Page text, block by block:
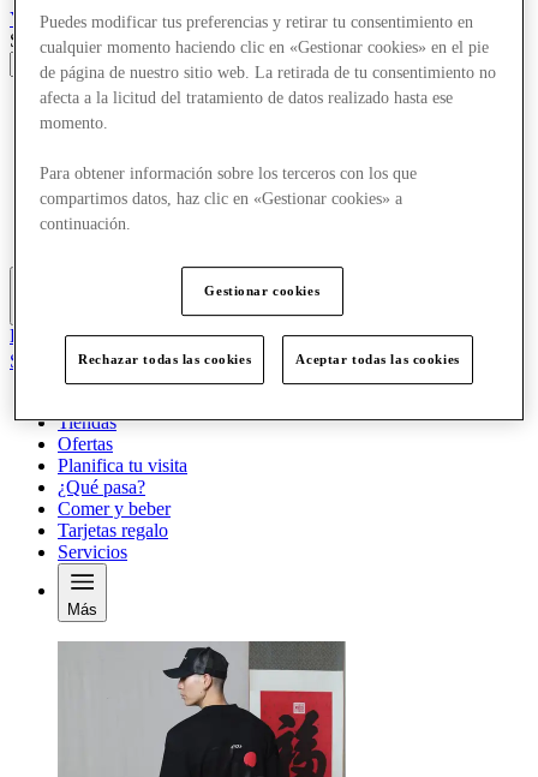
YorkDesigner Outlet
Search input
Tiendas
Ofertas
¿Qué pasa?
Comer y beber
Tarjetas regalo
Servicios
El Club
Salvado
es
Tiendas
Ofertas
Planifica tu visita
¿Qué pasa?
Comer y beber
Tarjetas regalo
Servicios
Más
Puedes modificar tus preferencias y retirar tu consentimiento en
cualquier momento haciendo clic en «Gestionar cookies» en el pie
de página de nuestro sitio web. La retirada de tu consentimiento no
afecta a la licitud del tratamiento de datos realizado hasta ese
momento.
Para obtener información sobre los terceros con los que
compartimos datos, haz clic en «Gestionar cookies» a
continuación.
Gestionar cookies
Rechazar todas las cookies Aceptar todas las cookies